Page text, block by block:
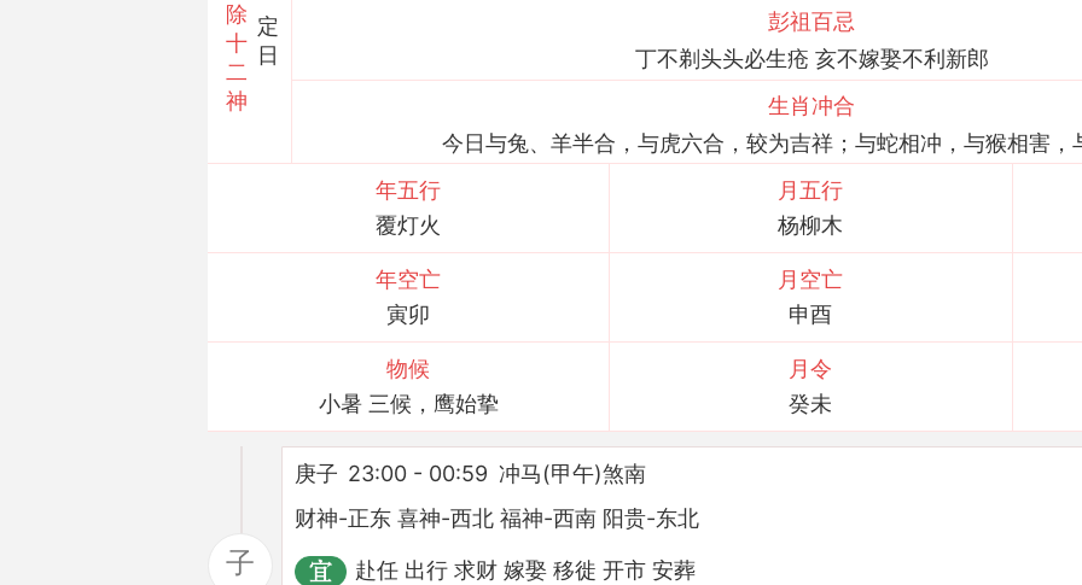
除
十
二
神
定
日
彭祖百忌
丁不剃头头必生疮 亥不嫁娶不利新郎
生肖冲合
今日与兔、羊半合，与虎六合，较为吉祥；与蛇相冲，与猴相害，
年五行
覆灯火
月五行
杨柳木
年空亡
寅卯
月空亡
申酉
物候
小暑 三候，鹰始挚
月令
癸未
子
庚子 23:00 - 00:59 冲马(甲午)煞南
财神-正东 喜神-西北 福神-西南 阳贵-东北
赴任 出行 求财 嫁娶 移徙 开市 安葬